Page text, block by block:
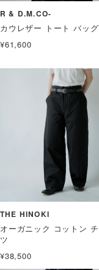
R & D.M.CO-
カウレザー トート バッ
¥61,600
THE HINOKI
オーガニック コットン
ツ
¥38,500